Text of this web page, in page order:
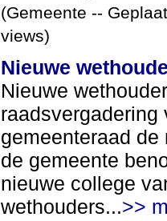
(Gemeente --
views)
Nieuwe
Nieuwe
raadsvergadering
gemeenteraad
de gemeente
nieuwe college
wethouders...>>